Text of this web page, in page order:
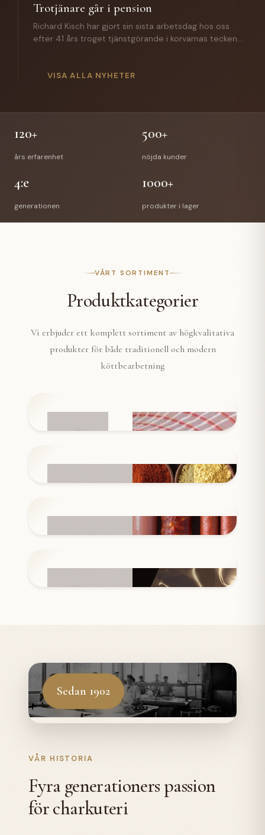
information.
Trotjänare går i pension
Richard Kisch har gjort sin sista arbetsdag hos oss
efter 41 års troget tjänstgörande i korvarnas tecken.
gick Anette Hellman i pension efter 12 år hos oss.
väntar Richard & Anette och vi önskar de all lycka till
VISA ALLA NYHETER
120+
års erfarenhet
500+
nöjda kunder
4:e
generationen
1000+
produkter i lager
VÅRT SORTIMENT
Produktkategorier
Vi erbjuder ett komplett sortiment av högkvalitativa
produkter för både traditionell och modern
köttbearbetning
Sedan 1902
VÅR HISTORIA
Fyra generationers passion
för charkuteri